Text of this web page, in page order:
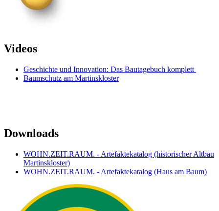
Videos
Geschichte und Innovation: Das Bautagebuch komplett
Baumschutz am Martinskloster
Downloads
WOHN.ZEIT.RAUM. - Artefaktekatalog (historischer Altbau
Martinskloster)
WOHN.ZEIT.RAUM. - Artefaktekatalog (Haus am Baum)